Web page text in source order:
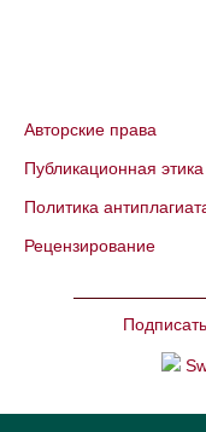
Авторские права
Публикационная этика
Политика
Рецензирование